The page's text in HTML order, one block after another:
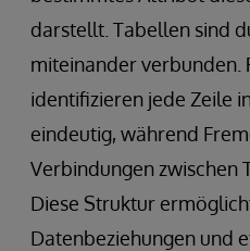
darstellt. Tabellen sind
miteinander verbunden.
identifizieren jede Zeile
eindeutig, während
Verbindungen zwischen
Diese Struktur
Datenbeziehungen und